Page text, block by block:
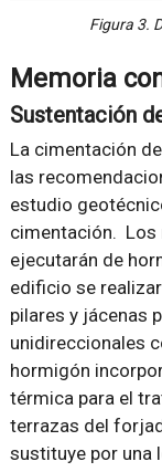
Figura 3.
Memoria
Sustentación
La cimentación
las
estudio
cimentación. Los
ejecutarán de
edificio se
pilares y jácenas
unidireccionales
hormigón
térmica para el
terrazas del
sustituye por una